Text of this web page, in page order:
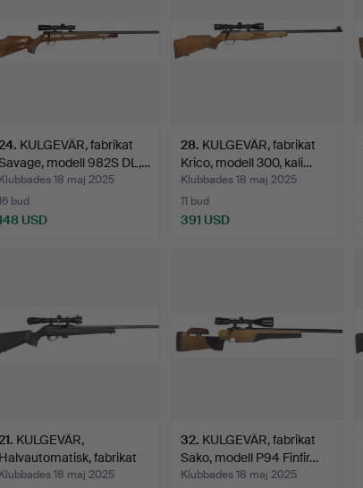
. KULGEVÄR, fabrikat
modell 982S DL,…
18 maj 2025
bud
USD
28. KULGEVÄR, fabrikat
Krico, modell 300, kali…
Klubbades 18 maj 2025
11 bud
391 USD
. KULGEVÄR,
fabrikat
18 maj 2025
32. KULGEVÄR, fabrikat
Sako, modell P94 Finfir…
Klubbades 18 maj 2025